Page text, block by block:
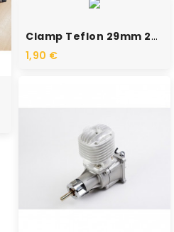
Clamp Teflon 29mm 25 Interieur
1,90 €